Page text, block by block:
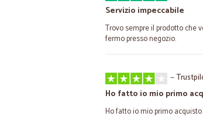
Servizio impeccabile
Trovo sempre il prodotto che
fermo presso negozio.
—
Ho fatto io mio primo
Ho fatto io mio primo